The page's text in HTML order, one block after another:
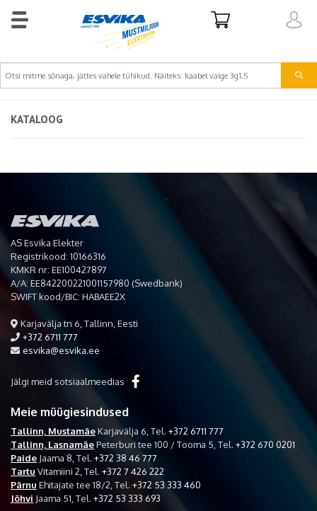
KATALOOG
AS Esvika Elekter
Registrikood: 10166316
KMKR nr: EE100427897
A/A: EE842200221001157980 (Swedbank)
SWIFT kood/BIC: HABAEE2X
Karjavälja tn 6, Tallinn, Eesti
+372 6711 777
esvika@esvika.ee
Jälgi meid sotsiaalmeedias
Meie müügiesindused
Tallinn, MustamäeKarjavälja 6, Tel. +372 6711 777
Tallinn, LasnamäePeterburi tee 100 / Tooma 5, Tel. +372 670 0201
Paide Jaama 8, Tel. +372 38 46 777
Tartu Vitamiini 2, Tel. +372 7 426 222
Pärnu Ehitajate tee 18/2, Tel. +372 53 333 460
Jõhvi Jaama 51, Tel. +372 53 333 693